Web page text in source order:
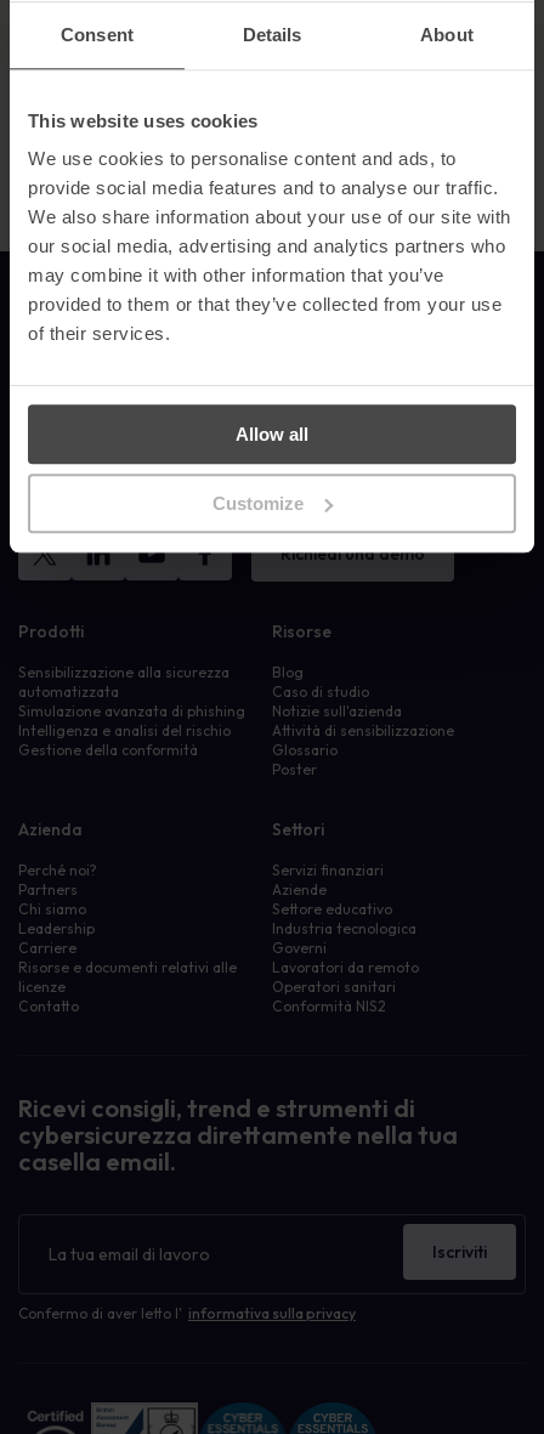
Consent Details About
This website uses cookies
We use cookies to personalise content and ads, to
provide social media features and to analyse our traffic.
We also share information about your use of our site with
our social media, advertising and analytics partners who
may combine it with other information that you’ve
provided to them or that they’ve collected from your use
of their services.
Allow all
Customize
e la tua azienda siate sempre vigili quando si tratta di sicurezza
combattere la paura del ransomware e degli attacchi di phishing.
Link alla homepage
© 2026 MetaCompliance® Tutti i diritti riservati.
Richiedi una demo
Prodotti
Sensibilizzazione alla sicurezza
automatizzata
Simulazione avanzata di phishing
Intelligenza e analisi del rischio
Gestione della conformità
Risorse
Blog
Caso di studio
Notizie sull'azienda
Attività di sensibilizzazione
Glossario
Poster
Azienda
Perché noi?
Partners
Chi siamo
Leadership
Carriere
Risorse e documenti relativi alle
licenze
Contatto
Settori
Servizi finanziari
Aziende
Settore educativo
Industria tecnologica
Governi
Lavoratori da remoto
Operatori sanitari
Conformità NIS2
Ricevi consigli, trend e strumenti di
cybersicurezza direttamente nella tua
casella email.
Confermo di aver letto l' informativa sulla privacy
Iscriviti